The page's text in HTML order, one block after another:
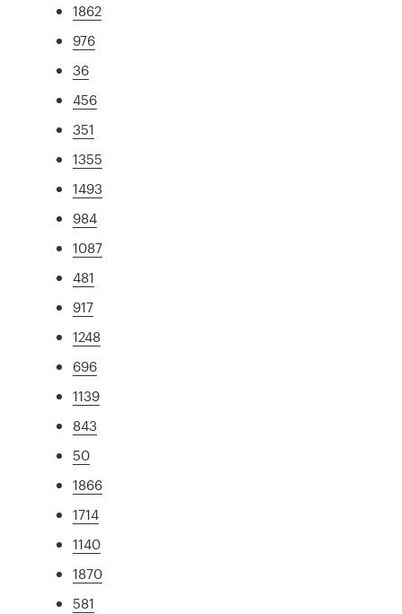
1862
976
36
456
351
1355
1493
984
1087
481
917
1248
696
1139
843
50
1866
1714
1140
1870
581